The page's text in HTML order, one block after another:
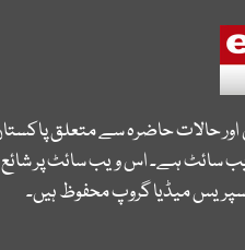
اور حالات حاضرہ سے متعلق
سائٹ ہے۔ اس ویب سائٹ پر شائع
میڈیا گروپ محفوظ ہیں۔